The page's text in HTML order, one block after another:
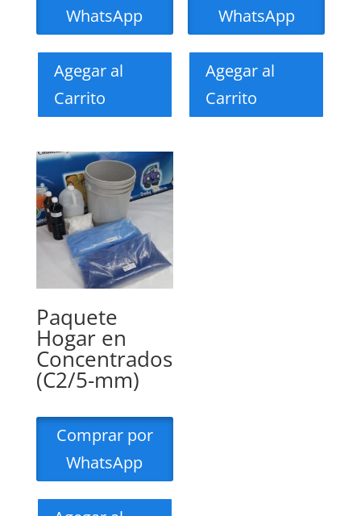
WhatsApp
Agegar al
Carrito
WhatsApp
Agegar al
Carrito
Paquete
Hogar en
Concentrados
(C2/5-mm)
Comprar por
WhatsApp